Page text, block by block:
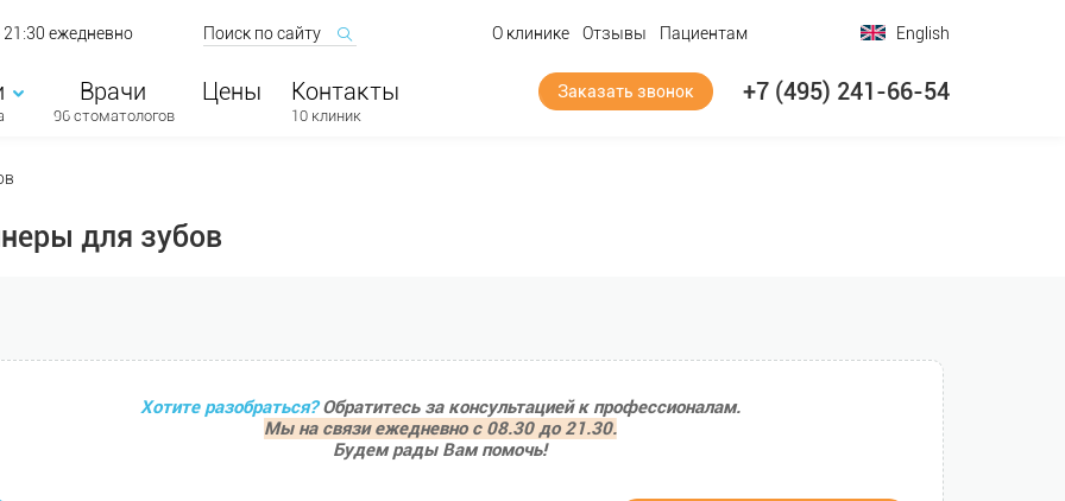
ежедневно О клинике Отзывы Пациентам English
Врачи
96 стоматологов
Цены Контакты
10 клиник
Заказать звонок +7 (495) 241-66-54
для зубов
Хотите разобраться?Обратитесь за консультацией к профессионалам.
Мы на связи ежедневно с 08.30 до 21.30.
Будем рады Вам помочь!